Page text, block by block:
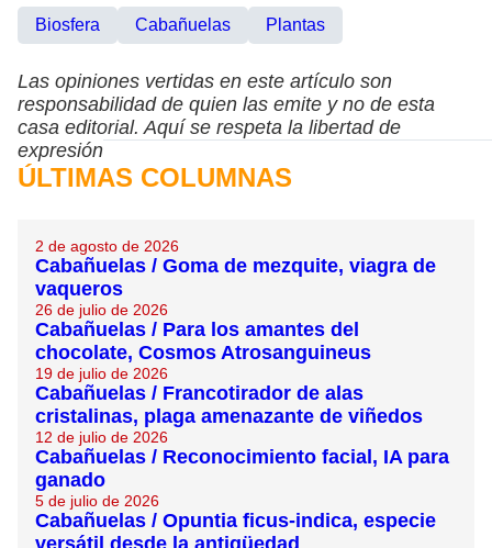
Biosfera Cabañuelas Plantas
Las opiniones vertidas en este artículo son
responsabilidad de quien las emite y no de esta
casa editorial. Aquí se respeta la libertad de
expresión
ÚLTIMAS COLUMNAS
2 de agosto de 2026
Cabañuelas / Goma de mezquite, viagra de
vaqueros
26 de julio de 2026
Cabañuelas / Para los amantes del
chocolate, Cosmos Atrosanguineus
19 de julio de 2026
Cabañuelas / Francotirador de alas
cristalinas, plaga amenazante de viñedos
12 de julio de 2026
Cabañuelas / Reconocimiento facial, IA para
ganado
5 de julio de 2026
Cabañuelas / Opuntia ficus-indica, especie